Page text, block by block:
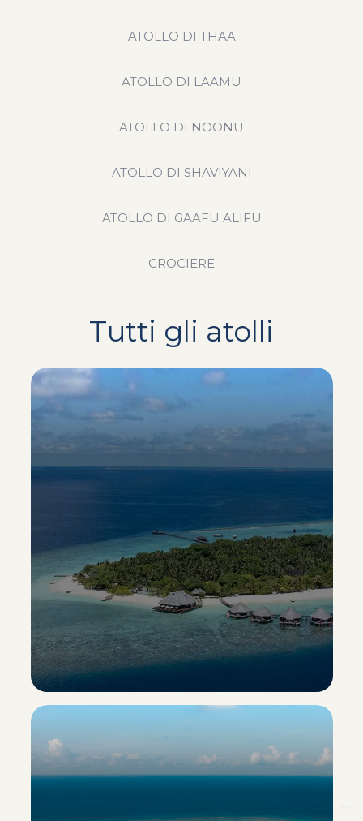
ATOLLO DI THAA
ATOLLO DI LAAMU
ATOLLO DI NOONU
ATOLLO DI SHAVIYANI
ATOLLO DI GAAFU ALIFU
CROCIERE
Tutti gli atolli
Scopri il resort ->